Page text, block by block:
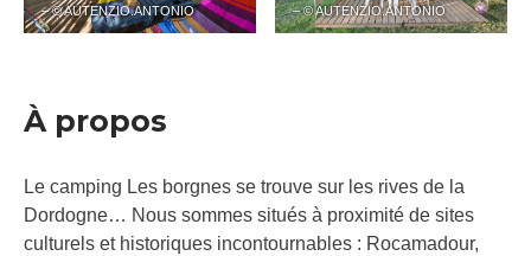
– © AUTENZIO.ANTONIO – © AUTENZIO.ANTONIO
À propos
Le camping Les borgnes se trouve sur les rives de la
Dordogne… Nous sommes situés à proximité de sites
culturels et historiques incontournables : Rocamadour,